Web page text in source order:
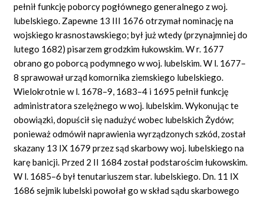
pełnił funkcję poborcy pogłównego generalnego z woj.
lubelskiego. Zapewne 13 III 1676 otrzymał nominację na
wojskiego krasnostawskiego; był już wtedy (przynajmniej do
lutego 1682) pisarzem grodzkim łukowskim. W r. 1677
obrano go poborcą podymnego w woj. lubelskim. W l. 1677–
8 sprawował urząd komornika ziemskiego lubelskiego.
Wielokrotnie w l. 1678–9, 1683–4 i 1695 pełnił funkcję
administratora szelężnego w woj. lubelskim. Wykonując te
obowiązki, dopuścił się nadużyć wobec lubelskich Żydów;
ponieważ odmówił naprawienia wyrządzonych szkód, został
skazany 13 IX 1679 przez sąd skarbowy woj. lubelskiego na
karę banicji. Przed 2 II 1684 został podstarościm łukowskim.
W l. 1685–6 był tenutariuszem star. lubelskiego. Dn. 11 IX
1686 sejmik lubelski powołał go w skład sądu skarbowego